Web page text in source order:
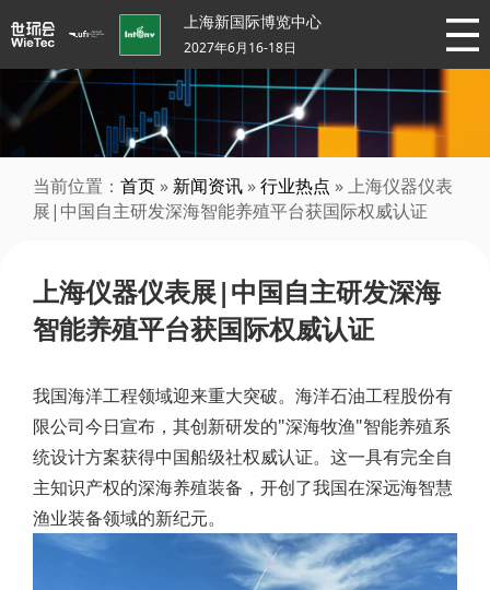
上海新国际博览中心
2027年6月16-18日
当前位置： 首页 » 新闻资讯 »行业热点 » 上海仪器仪表
展|中国自主研发深海智能养殖平台获国际权威认证
上海仪器仪表展|中国自主研发深海
智能养殖平台获国际权威认证
我国海洋工程领域迎来重大突破。海洋石油工程股份有
限公司今日宣布，其创新研发的"深海牧渔"智能养殖系
统设计方案获得中国船级社权威认证。这一具有完全自
主知识产权的深海养殖装备，开创了我国在深远海智慧
渔业装备领域的新纪元。